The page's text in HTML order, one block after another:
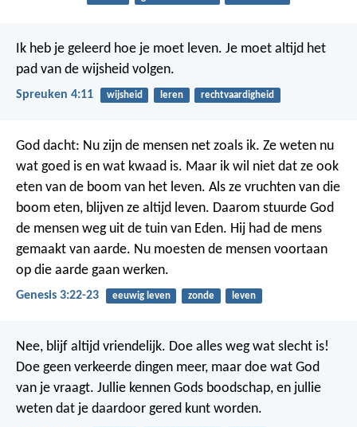
Ik heb je geleerd hoe je moet leven. Je moet altijd het
pad van de wijsheid volgen.
Spreuken 4:11 wijsheid leren rechtvaardigheid
God dacht: Nu zijn de mensen net zoals ik. Ze weten nu
wat goed is en wat kwaad is. Maar ik wil niet dat ze ook
eten van de boom van het leven. Als ze vruchten van die
boom eten, blijven ze altijd leven. Daarom stuurde God
de mensen weg uit de tuin van Eden. Hij had de mens
gemaakt van aarde. Nu moesten de mensen voortaan
op die aarde gaan werken.
Genesis 3:22-23 eeuwig leven zonde leven
Nee, blijf altijd vriendelijk. Doe alles weg wat slecht is!
Doe geen verkeerde dingen meer, maar doe wat God
van je vraagt. Jullie kennen Gods boodschap, en jullie
weten dat je daardoor gered kunt worden.